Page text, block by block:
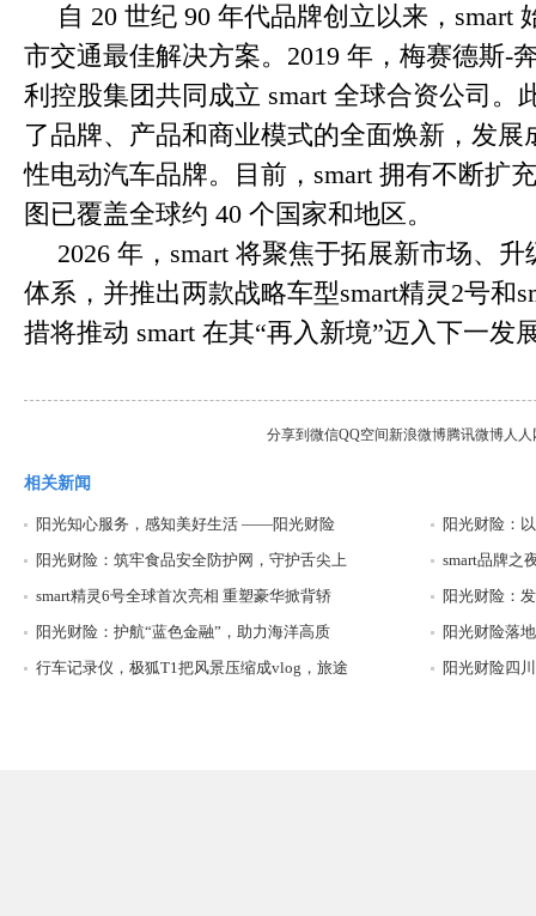
自 20 世纪 90 年代品牌创立以来，smart
市交通最佳解决方案。2019 年，梅赛德斯-
利控股集团共同成立 smart 全球合资公司。
了品牌、产品和商业模式的全面焕新，发
性电动汽车品牌。目前，smart 拥有不断扩
图已覆盖全球约 40 个国家和地区。
2026 年，smart 将聚焦于拓展新市场、升
体系，并推出两款战略车型smart精灵2号和
措将推动 smart 在其“再入新境”迈入下一发
分享到 微信QQ空间新浪微博腾讯微博人人
相关新闻
阳光知心服务，感知美好生活 ——阳光财险
阳光财险：
阳光财险：筑牢食品安全防护网，守护舌尖上
smart品牌之
smart精灵6号全球首次亮相 重塑豪华掀背轿
阳光财险：
阳光财险：护航“蓝色金融”，助力海洋高质
阳光财险落
行车记录仪，极狐T1把风景压缩成vlog，旅途
阳光财险四